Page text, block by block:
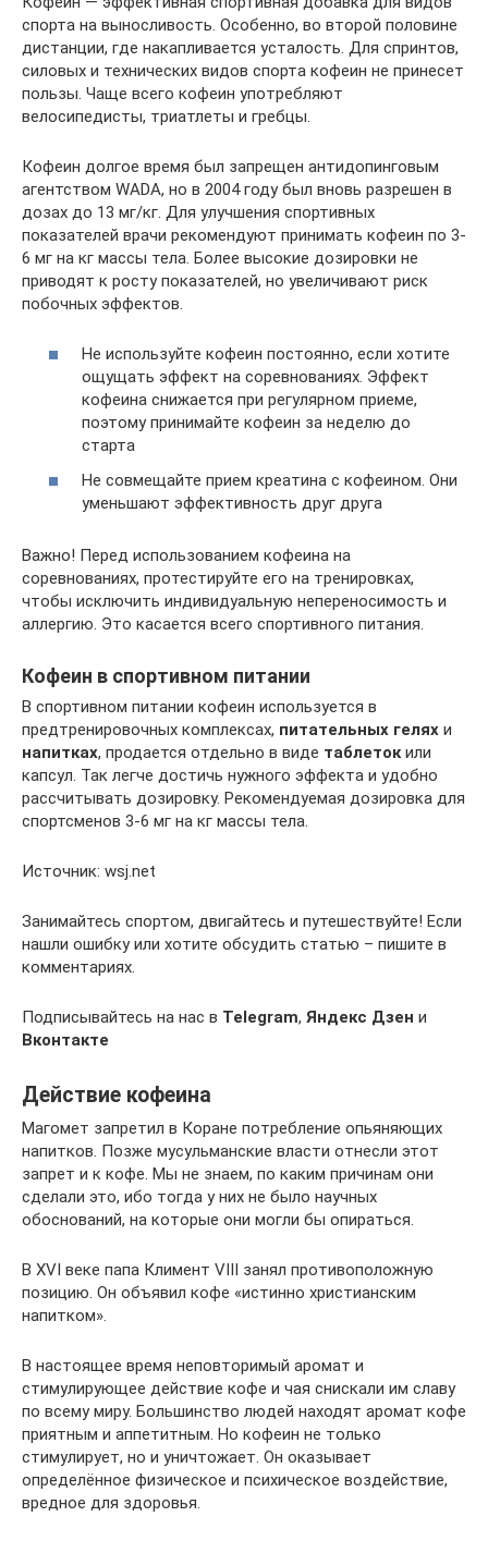
спорта на выносливость. Особенно, во второй половине
дистанции, где накапливается усталость. Для спринтов,
силовых и технических видов спорта кофеин не принесет
пользы. Чаще всего кофеин употребляют
велосипедисты, триатлеты и гребцы.
Кофеин долгое время был запрещен антидопинговым
агентством WADA, но в 2004 году был вновь разрешен в
дозах до 13 мг/кг. Для улучшения спортивных
показателей врачи рекомендуют принимать кофеин по 3-
6 мг на кг массы тела. Более высокие дозировки не
приводят к росту показателей, но увеличивают риск
побочных эффектов.
Не используйте кофеин постоянно, если хотите
ощущать эффект на соревнованиях. Эффект
кофеина снижается при регулярном приеме,
поэтому принимайте кофеин за неделю до
старта
Не совмещайте прием креатина с кофеином. Они
уменьшают эффективность друг друга
Важно! Перед использованием кофеина на
соревнованиях, протестируйте его на тренировках,
чтобы исключить индивидуальную непереносимость и
аллергию. Это касается всего спортивного питания.
Кофеин в спортивном питании
В спортивном питании кофеин используется в
предтренировочных комплексах, питательных гелях и
напитках, продается отдельно в виде таблетокили
капсул. Так легче достичь нужного эффекта и удобно
рассчитывать дозировку. Рекомендуемая дозировка для
спортсменов 3-6 мг на кг массы тела.
Источник: wsj.net
Занимайтесь спортом, двигайтесь и путешествуйте! Если
нашли ошибку или хотите обсудить статью – пишите в
комментариях.
Подписывайтесь на нас в Telegram, Яндекс Дзен и
Вконтакте
Действие кофеина
Магомет запретил в Коране потребление опьяняющих
напитков. Позже мусульманские власти отнесли этот
запрет и к кофе. Мы не знаем, по каким причинам они
сделали это, ибо тогда у них не было научных
обоснований, на которые они могли бы опираться.
В XVI веке папа Климент VIII занял противоположную
позицию. Он объявил кофе «истинно христианским
напитком».
В настоящее время неповторимый аромат и
стимулирующее действие кофе и чая снискали им славу
по всему миру. Большинство людей находят аромат кофе
приятным и аппетитным. Но кофеин не только
стимулирует, но и уничтожает. Он оказывает
определённое физическое и психическое воздействие,
вредное для здоровья.